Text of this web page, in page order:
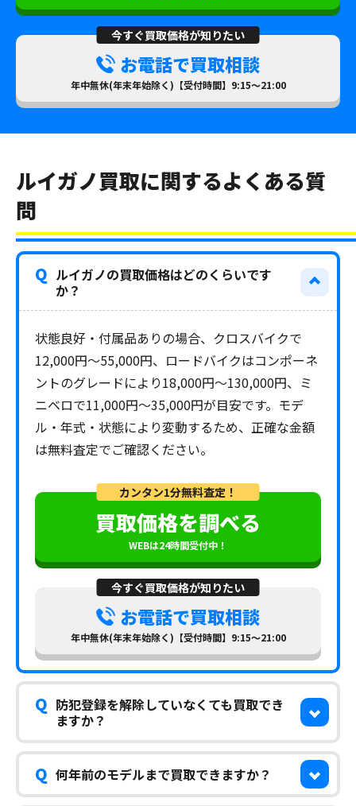
今すぐ買取価格が知りたい
お電話で買取相談
年中無休(年末年始除く)【受付時間】9:15～21:00
ルイガノ買取に関するよくある質
問
Q ルイガノの買取価格はどのくらいです
か？
状態良好・付属品ありの場合、クロスバイクで
12,000円〜55,000円、ロードバイクはコンポーネ
ントのグレードにより18,000円〜130,000円、ミ
ニベロで11,000円〜35,000円が目安です。モデ
ル・年式・状態により変動するため、正確な金額
は無料査定でご確認ください。
カンタン1分無料査定！
買取価格を調べる
WEBは24時間受付中！
今すぐ買取価格が知りたい
お電話で買取相談
年中無休(年末年始除く)【受付時間】9:15～21:00
Q 防犯登録を解除していなくても買取でき
ますか？
Q 何年前のモデルまで買取できますか？